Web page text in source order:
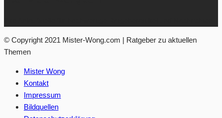
© Copyright 2021 Mister-Wong.com | Ratgeber zu aktuellen
Themen
Mister Wong
Kontakt
Impressum
Bildquellen